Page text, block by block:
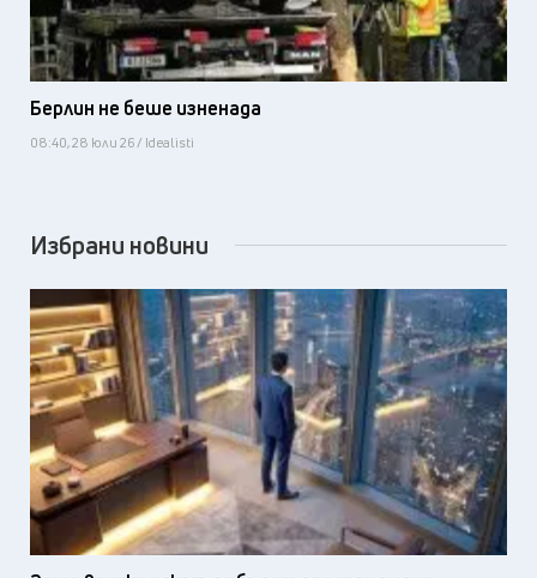
Берлин не беше изненада
08:40, 28 юли 26 / Idealisti
Избрани новини